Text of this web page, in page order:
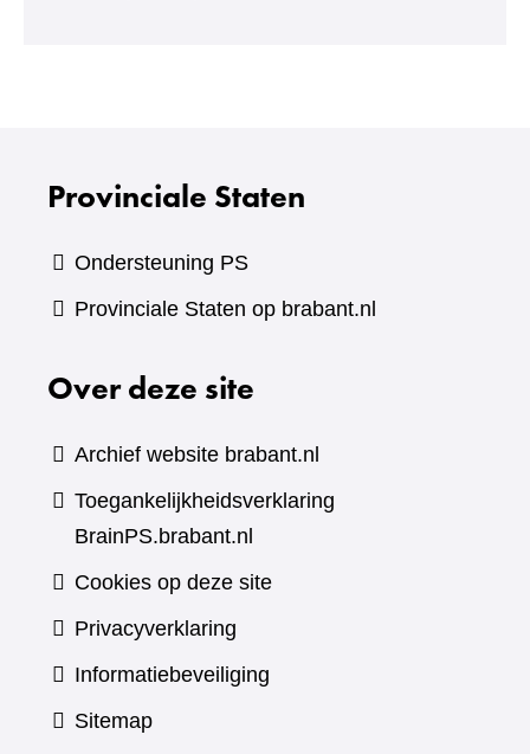
Provinciale Staten
Ondersteuning PS
Provinciale Staten op brabant.nl
Over deze site
Archief website brabant.nl
Toegankelijkheidsverklaring
BrainPS.brabant.nl
Cookies op deze site
Privacyverklaring
Informatiebeveiliging
Sitemap